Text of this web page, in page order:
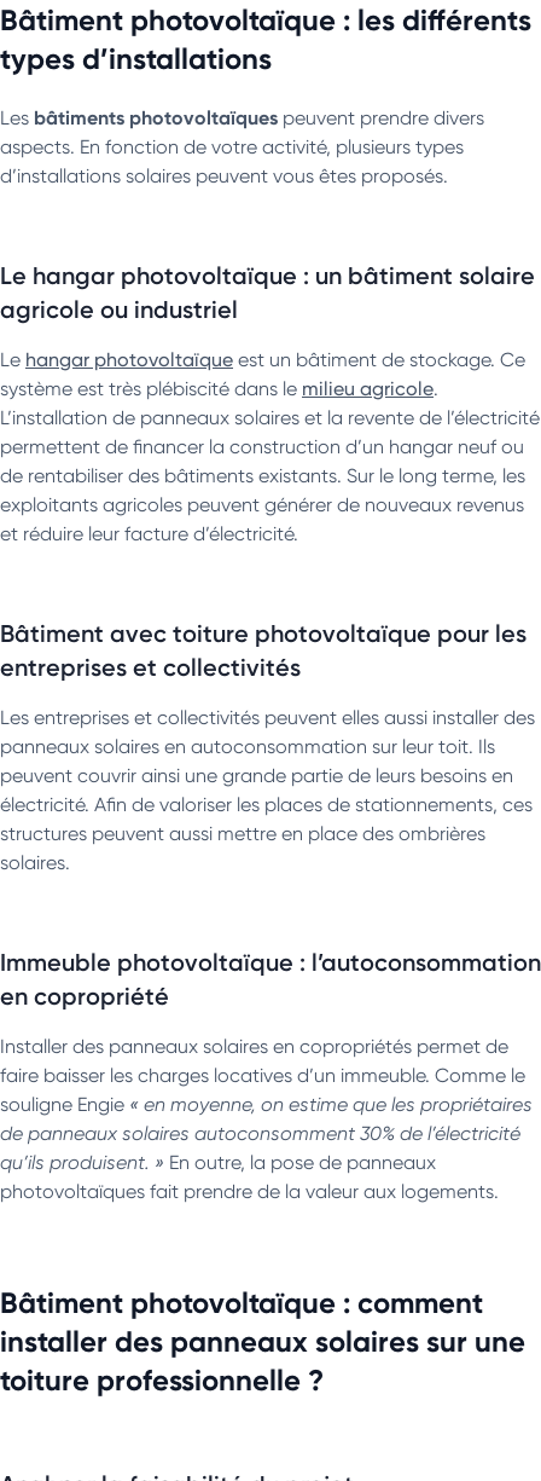
Bâtiment photovoltaïque : les différents
types d’installations
Les bâtiments photovoltaïques peuvent prendre divers
aspects. En fonction de votre activité, plusieurs types
d’installations solaires peuvent vous êtes proposés.
Le hangar photovoltaïque : un bâtiment solaire
agricole ou industriel
Le hangar photovoltaïque est un bâtiment de stockage. Ce
système est très plébiscité dans le milieu agricole.
L’installation de panneaux solaires et la revente de l’électricité
permettent de financer la construction d’un hangar neuf ou
de rentabiliser des bâtiments existants. Sur le long terme, les
exploitants agricoles peuvent générer de nouveaux revenus
et réduire leur facture d’électricité.
Bâtiment avec toiture photovoltaïque pour les
entreprises et collectivités
Les entreprises et collectivités peuvent elles aussi installer des
panneaux solaires en autoconsommation sur leur toit. Ils
peuvent couvrir ainsi une grande partie de leurs besoins en
électricité. Afin de valoriser les places de stationnements, ces
structures peuvent aussi mettre en place des ombrières
solaires.
Immeuble photovoltaïque : l’autoconsommation
en copropriété
Installer des panneaux solaires en copropriétés permet de
faire baisser les charges locatives d’un immeuble. Comme le
souligne Engie « en moyenne, on estime que les propriétaires
de panneaux solaires autoconsomment 30% de l’électricité
qu’ils produisent. » En outre, la pose de panneaux
photovoltaïques fait prendre de la valeur aux logements.
Bâtiment photovoltaïque : comment
installer des panneaux solaires sur une
toiture professionnelle ?